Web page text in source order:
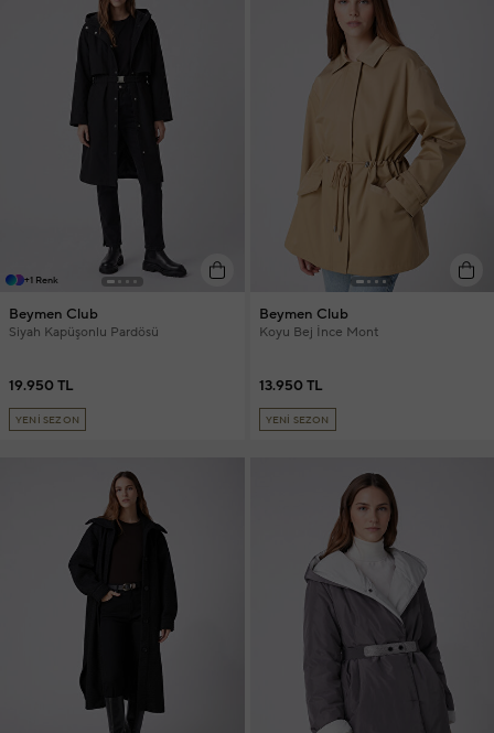
+1 Renk
Beymen Club
Siyah Kapüşonlu Pardösü
19.950 TL
YENİ SEZON
Beymen Club
Koyu Bej İnce Mont
13.950 TL
YENİ SEZON